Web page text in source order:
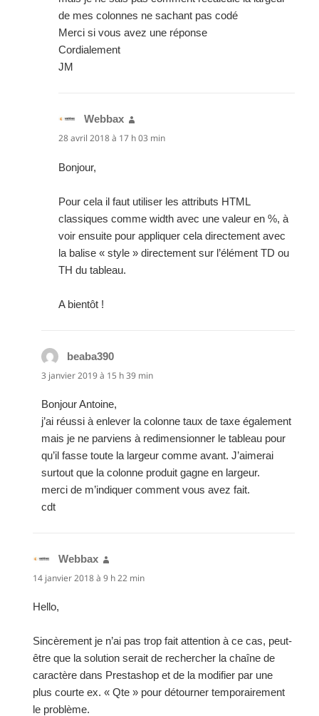
de mes colonnes ne sachant pas codé
Merci si vous avez une réponse
Cordialement
JM
Webbax
28 avril 2018 à 17 h 03 min
Bonjour,
Pour cela il faut utiliser les attributs HTML
classiques comme width avec une valeur en %, à
voir ensuite pour appliquer cela directement avec
la balise « style » directement sur l’élément TD ou
TH du tableau.
A bientôt !
beaba390
3 janvier 2019 à 15 h 39 min
Bonjour Antoine,
j’ai réussi à enlever la colonne taux de taxe également
mais je ne parviens à redimensionner le tableau pour
qu’il fasse toute la largeur comme avant. J’aimerai
surtout que la colonne produit gagne en largeur.
merci de m’indiquer comment vous avez fait.
cdt
Webbax
14 janvier 2018 à 9 h 22 min
Hello,
Sincèrement je n’ai pas trop fait attention à ce cas, peut-
être que la solution serait de rechercher la chaîne de
caractère dans Prestashop et de la modifier par une
plus courte ex. « Qte » pour détourner temporairement
le problème.